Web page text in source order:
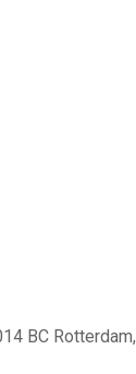
BC Rotterdam,